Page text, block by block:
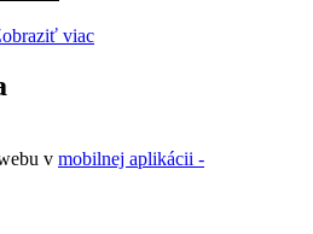
viac
v mobilnej aplikácii -